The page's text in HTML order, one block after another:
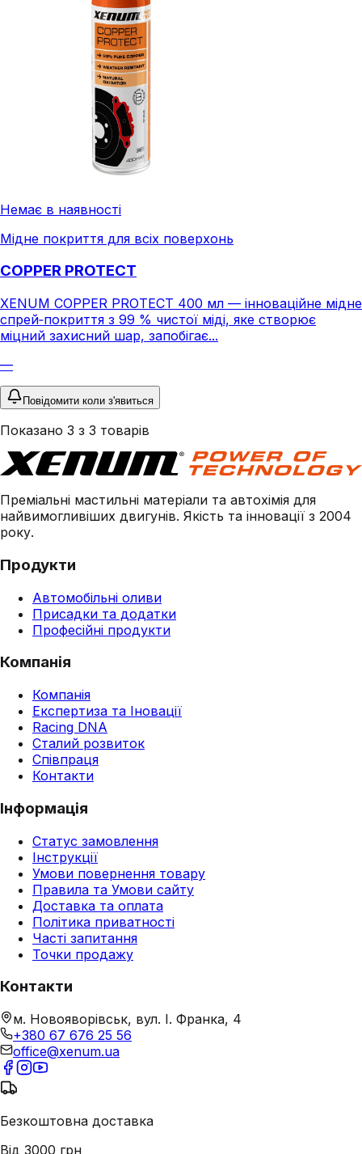
Немає в наявності
Мідне покриття для всіх поверхонь
COPPER PROTECT
XENUM COPPER PROTECT 400 мл — інноваційне мідне
спрей‑покриття з 99 % чистої міді, яке створює
міцний захисний шар, запобігає...
—
Повідомити коли з'явиться
Показано 3 з 3 товарів
Преміальні мастильні матеріали та автохімія для
найвимогливіших двигунів. Якість та інновації з 2004
року.
Продукти
Автомобільні оливи
Присадки та додатки
Професійні продукти
Компанія
Компанія
Експертиза та Іновації
Racing DNA
Сталий розвиток
Співпраця
Контакти
Інформація
Статус замовлення
Інструкції
Умови повернення товару
Правила та Умови сайту
Доставка та оплата
Політика приватності
Часті запитання
Точки продажу
Контакти
м. Новояворівськ, вул. І. Франка, 4
+380 67 676 25 56
office@xenum.ua
Безкоштовна доставка
Від 3000 грн